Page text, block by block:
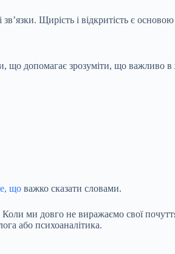
Щирість і відкритість є
що допомагає зрозуміти, що важливо в
що важко сказати словами.
ми довго не виражаємо свої
або психоаналітика.